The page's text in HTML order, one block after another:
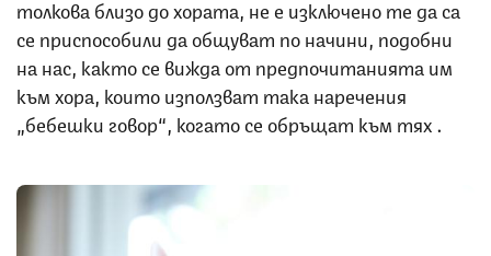
толкова близо до хората, не е изключено те да са
се приспособили да общуват по начини, подобни
на нас, както се вижда от предпочитанията им
към хора, които използват така наречения
„бебешки говор“, когато се обръщат към тях .